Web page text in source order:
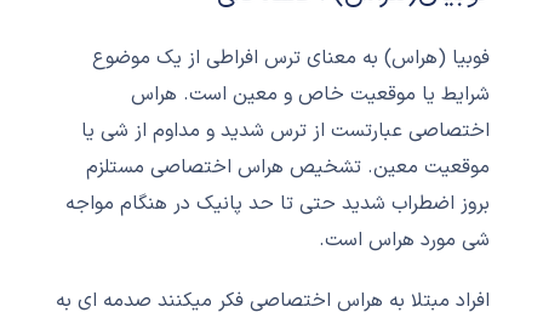
فوبیا (هراس) به معنای ترس افراطی از یک موضوع
شرایط یا موقعیت خاص و معین است. هراس
اختصاصی عبارتست از ترس شدید و مداوم از شی یا
موقعیت معین. تشخیص هراس اختصاصی مستلزم
بروز اضطراب شدید حتی تا حد پانیک در هنگام مواجه
شی مورد هراس است.
افراد مبتلا به هراس اختصاصی فکر میکنند صدمه ای به